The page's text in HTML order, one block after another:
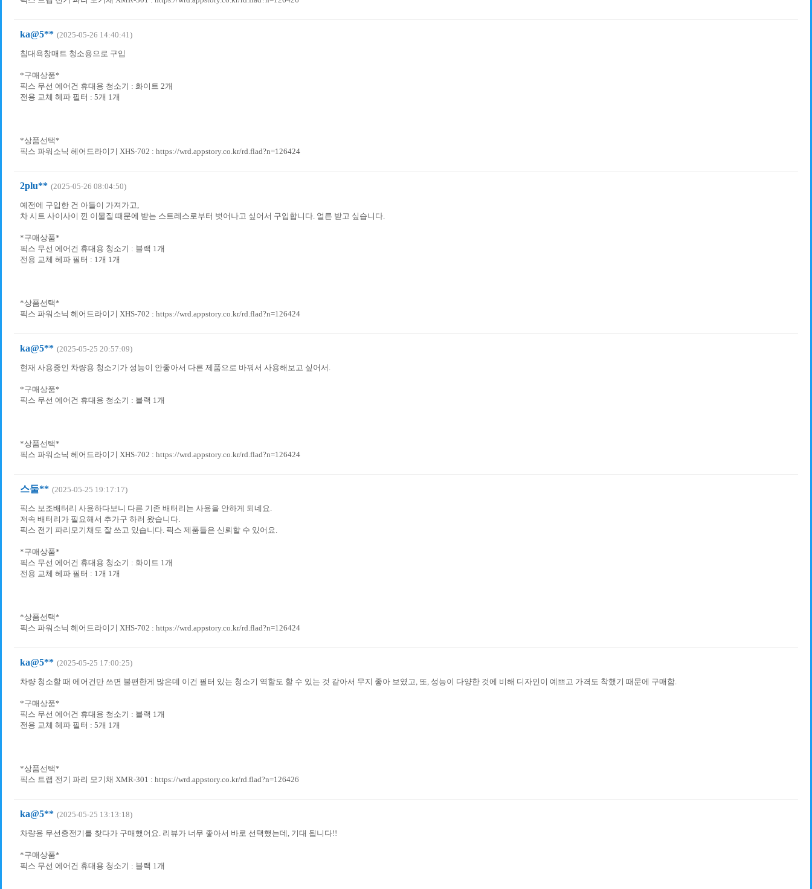
ka@5** (2025-05-26 14:40:41)
침대욕창매트 청소용으로 구입
*구매상품*
픽스 무선 에어건 휴대용 청소기 : 화이트 2개
전용 교체 헤파 필터 : 5개 1개
*상품선택*
픽스 파워소닉 헤어드라이기 XHS-702 : https://wrd.appstory.co.kr/rd.flad?n=126424
2plu** (2025-05-26 08:04:50)
예전에 구입한 건 아들이 가져가고,
차 시트 사이사이 낀 이물질 때문에 받는 스트레스로부터 벗어나고 싶어서 구입합니다. 얼른 받고 싶습니다.
*구매상품*
픽스 무선 에어건 휴대용 청소기 : 블랙 1개
전용 교체 헤파 필터 : 1개 1개
*상품선택*
픽스 파워소닉 헤어드라이기 XHS-702 : https://wrd.appstory.co.kr/rd.flad?n=126424
ka@5** (2025-05-25 20:57:09)
현재 사용중인 차량용 청소기가 성능이 안좋아서 다른 제품으로 바꿔서 사용해보고 싶어서.
*구매상품*
픽스 무선 에어건 휴대용 청소기 : 블랙 1개
*상품선택*
픽스 파워소닉 헤어드라이기 XHS-702 : https://wrd.appstory.co.kr/rd.flad?n=126424
스둘** (2025-05-25 19:17:17)
픽스 보조배터리 사용하다보니 다른 기존 배터리는 사용을 안하게 되네요.
저속 배터리가 필요해서 추가구 하러 왔습니다.
픽스 전기 파리모기채도 잘 쓰고 있습니다. 픽스 제품들은 신뢰할 수 있어요.
*구매상품*
픽스 무선 에어건 휴대용 청소기 : 화이트 1개
전용 교체 헤파 필터 : 1개 1개
*상품선택*
픽스 파워소닉 헤어드라이기 XHS-702 : https://wrd.appstory.co.kr/rd.flad?n=126424
ka@5** (2025-05-25 17:00:25)
차량 청소할 때 에어건만 쓰면 불편한게 많은데 이건 필터 있는 청소기 역할도 할 수 있는 것 같아서 무지 좋아 보였고, 또, 성능이 다양한 것에 비해 디자인이 예쁘고 가격도 착했기 때문에 구매함.
*구매상품*
픽스 무선 에어건 휴대용 청소기 : 블랙 1개
전용 교체 헤파 필터 : 5개 1개
*상품선택*
픽스 트랩 전기 파리 모기채 XMR-301 : https://wrd.appstory.co.kr/rd.flad?n=126426
ka@5** (2025-05-25 13:13:18)
차량용 무선충전기를 찾다가 구매했어요. 리뷰가 너무 좋아서 바로 선택했는데, 기대 됩니다!!
*구매상품*
픽스 무선 에어건 휴대용 청소기 : 블랙 1개